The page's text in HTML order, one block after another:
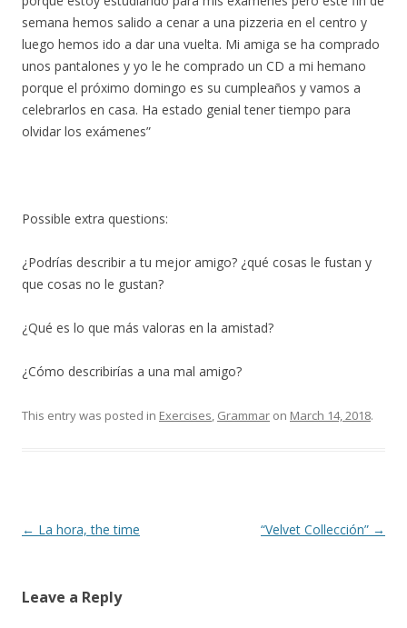
semana hemos salido a cenar a una pizzeria en el centro y
luego hemos ido a dar una vuelta. Mi amiga se ha comprado
unos pantalones y yo le he comprado un CD a mi hemano
porque el próximo domingo es su cumpleaños y vamos a
celebrarlos en casa. Ha estado genial tener tiempo para
olvidar los exámenes”
Possible extra questions:
¿Podrías describir a tu mejor amigo? ¿qué cosas le fustan y
que cosas no le gustan?
¿Qué es lo que más valoras en la amistad?
¿Cómo describirías a una mal amigo?
This entry was posted in Exercises, Grammar on March 14, 2018.
Post
← La hora, the time “Velvet Collección” →
Leave a Reply